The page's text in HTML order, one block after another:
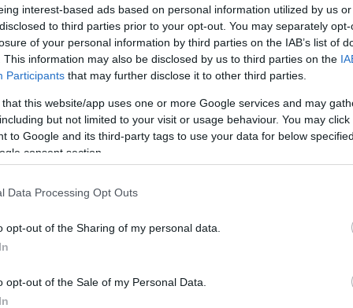
interest-based ads based on personal information utilized by us
to third parties prior to your opt-out. You may separately
of your personal information by third parties on the IAB’s list of
This information may also be disclosed by us to third parties on the
Participants that may further disclose it to other third parties.
that this website/app uses one or more Google services and may
but not limited to your visit or usage behaviour. You may
to Google and its third-party tags to use your data for below
consent section.
Data Processing Opt Outs
opt-out of the Sharing of my personal data.
opt-out of the Sale of my Personal Data.
για το πετρέλαιο θέρμανσης θα κυμανθεί από
και της επιδότησης των διυλιστηρίων, που όμως